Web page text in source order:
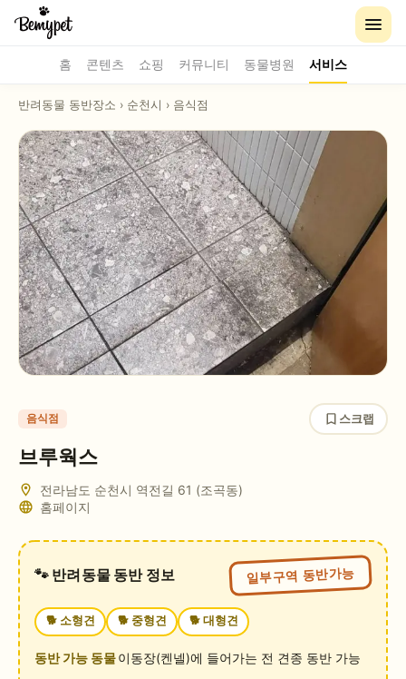
홈 콘텐츠 쇼핑 커뮤니티 동물병원 서비스
반려동물 동반장소 › 순천시 › 음식점
음식점 스크랩
브루웍스
전라남도 순천시 역전길 61 (조곡동)
홈페이지
🐾 반려동물 동반 정보 일부구역 동반가능
🐕 소형견 🐕 중형견 🐕 대형견
동반 가능 동물이동장(켄넬)에 들어가는 전 견종 동반 가능